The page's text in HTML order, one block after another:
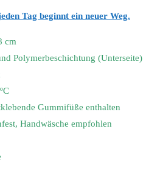
Tag beginnt ein neuer Weg.
cm
Polymerbeschichtung (Unterseite)
Gummifüße enthalten
Handwäsche empfohlen